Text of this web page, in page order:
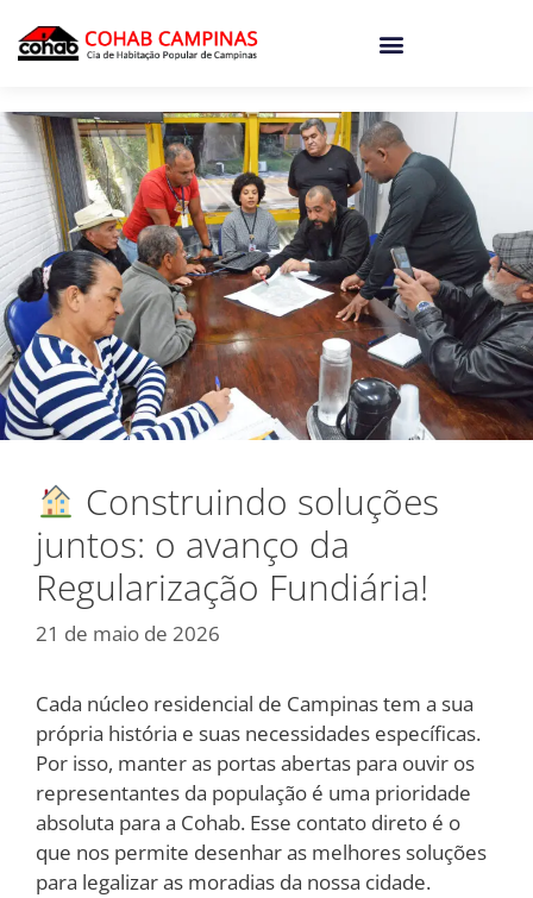
conteúdo
Construindo soluções
juntos: o avanço da
Regularização Fundiária!
21 de maio de 2026
Cada núcleo residencial de Campinas tem a sua
própria história e suas necessidades específicas.
Por isso, manter as portas abertas para ouvir os
representantes da população é uma prioridade
absoluta para a Cohab. Esse contato direto é o
que nos permite desenhar as melhores soluções
para legalizar as moradias da nossa cidade.